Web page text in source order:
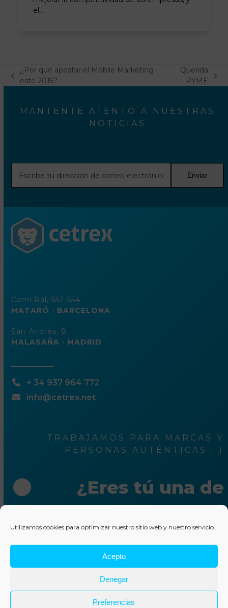
Utilizamos cookies para optimizar nuestro sitio web y nuestro servicio.
Acepto
Denegar
Preferencias
el…
previous
¿Por qué apostar el Mobile Marketing
este 2015?
Querida
PYME
MANTENTE ATENTO A NUESTRAS
NOTICIAS
dirección
electrónico
Enviar
Camí Ral, 552-554
MATARÓ · BARCELONA
San Andrés, 8
MALASAÑA · MADRID
+ 34 937 964 772
info@cetrex.net
TRABAJAMOS PARA MARCAS Y
PERSONAS AUTÉNTICAS : )
¿Eres tú una de
© 2025 Cetrex Marketing–Aviso legal–Política de
Política de cookies–Colaboraciones
servicios